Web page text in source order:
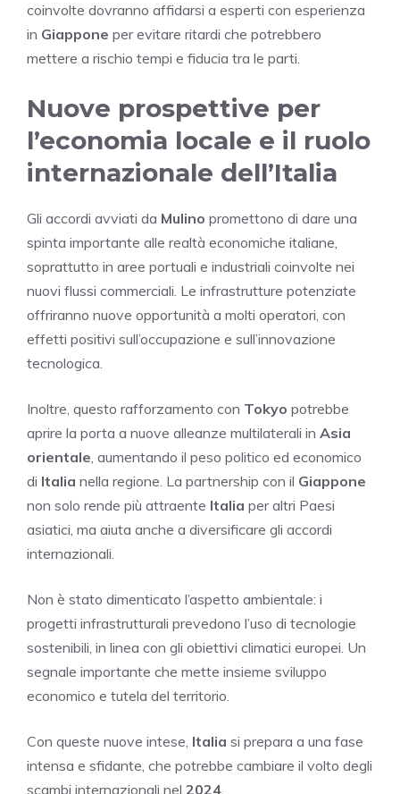
coinvolte dovranno affidarsi a esperti con esperienza
in Giappone per evitare ritardi che potrebbero
mettere a rischio tempi e fiducia tra le parti.
Nuove prospettive per
l’economia locale e il ruolo
internazionale dell’Italia
Gli accordi avviati da Mulino promettono di dare una
spinta importante alle realtà economiche italiane,
soprattutto in aree portuali e industriali coinvolte nei
nuovi flussi commerciali. Le infrastrutture potenziate
offriranno nuove opportunità a molti operatori, con
effetti positivi sull’occupazione e sull’innovazione
tecnologica.
Inoltre, questo rafforzamento con Tokyo potrebbe
aprire la porta a nuove alleanze multilaterali in Asia
orientale, aumentando il peso politico ed economico
di Italia nella regione. La partnership con il Giappone
non solo rende più attraente Italia per altri Paesi
asiatici, ma aiuta anche a diversificare gli accordi
internazionali.
Non è stato dimenticato l’aspetto ambientale: i
progetti infrastrutturali prevedono l’uso di tecnologie
sostenibili, in linea con gli obiettivi climatici europei. Un
segnale importante che mette insieme sviluppo
economico e tutela del territorio.
Con queste nuove intese, Italia si prepara a una fase
intensa e sfidante, che potrebbe cambiare il volto degli
scambi internazionali nel 2024.